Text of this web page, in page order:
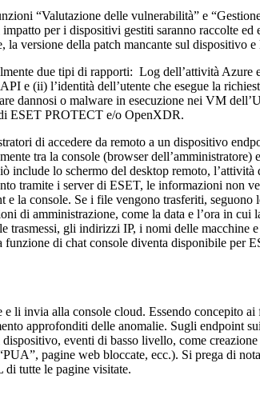
“Valutazione delle vulnerabilità” e
per i dispositivi gestiti saranno raccolte
versione della patch mancante sul dispositivo
due tipi di rapporti: Log dell’attività
e (ii) l’identità dell’utente che esegue la
dannosi o malware in esecuzione nei VM
ESET PROTECT e/o OpenXDR.
di accedere da remoto a un dispositivo
tra la console (browser
include lo schermo del desktop remoto,
tramite i server di ESET, le informazioni non
la console. Se i file vengono trasferiti,
di amministrazione, come la data e l’ora in cui
gli indirizzi IP, i nomi delle macchine
di chat console diventa disponibile per
li invia alla console cloud. Essendo concepito
approfonditi delle anomalie. Sugli endpoint
eventi di basso livello, come
pagine web bloccate, ecc.). Si prega di
tutte le pagine visitate.